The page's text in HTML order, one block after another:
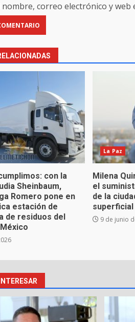
nombre, correo electrónico y
con la
Sheinbaum,
Romero pone en
estación de
de residuos del
La Paz
Milena
el
de la
superficial
9 de junio